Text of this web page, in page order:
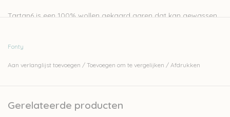
Tartan6 is een 100% wollen gekaard garen dat kan gewassen
draadjes.
gebeurt in Frankrijk zelf. Ze doen dit met zorg voor de natuur
Fonty
Aan verlanglijst toevoegen / Toevoegen om te vergelijken / Afdrukken
Gerelateerde producten